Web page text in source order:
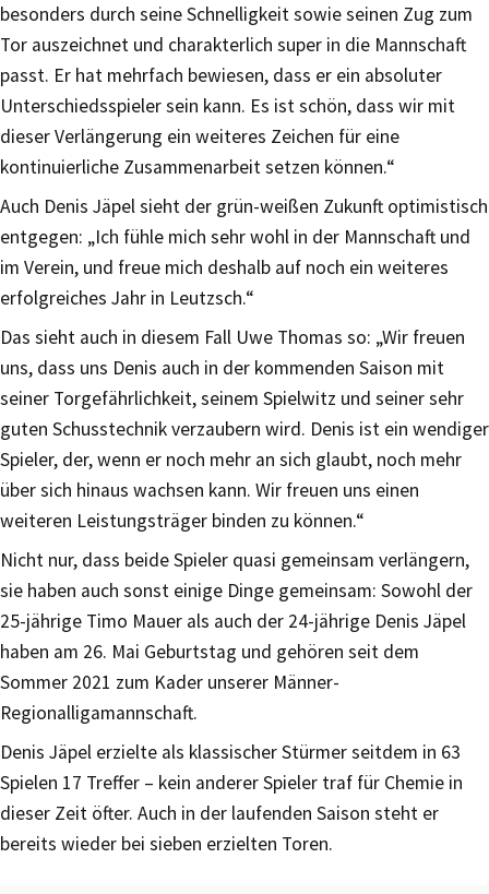
besonders durch seine Schnelligkeit sowie seinen Zug zum
Tor auszeichnet und charakterlich super in die Mannschaft
passt. Er hat mehrfach bewiesen, dass er ein absoluter
Unterschiedsspieler sein kann. Es ist schön, dass wir mit
dieser Verlängerung ein weiteres Zeichen für eine
kontinuierliche Zusammenarbeit setzen können.“
Auch Denis Jäpel sieht der grün-weißen Zukunft optimistisch
entgegen: „Ich fühle mich sehr wohl in der Mannschaft und
im Verein, und freue mich deshalb auf noch ein weiteres
erfolgreiches Jahr in Leutzsch.“
Das sieht auch in diesem Fall Uwe Thomas so: „Wir freuen
uns, dass uns Denis auch in der kommenden Saison mit
seiner Torgefährlichkeit, seinem Spielwitz und seiner sehr
guten Schusstechnik verzaubern wird. Denis ist ein wendiger
Spieler, der, wenn er noch mehr an sich glaubt, noch mehr
über sich hinaus wachsen kann. Wir freuen uns einen
weiteren Leistungsträger binden zu können.“
Nicht nur, dass beide Spieler quasi gemeinsam verlängern,
sie haben auch sonst einige Dinge gemeinsam: Sowohl der
25-jährige Timo Mauer als auch der 24-jährige Denis Jäpel
haben am 26. Mai Geburtstag und gehören seit dem
Sommer 2021 zum Kader unserer Männer-
Regionalligamannschaft.
Denis Jäpel erzielte als klassischer Stürmer seitdem in 63
Spielen 17 Treffer – kein anderer Spieler traf für Chemie in
dieser Zeit öfter. Auch in der laufenden Saison steht er
bereits wieder bei sieben erzielten Toren.